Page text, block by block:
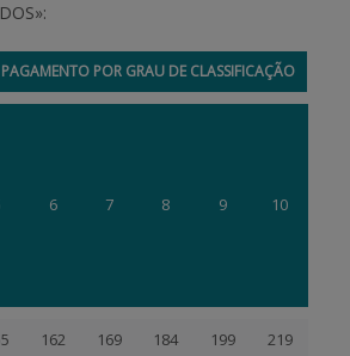
POR GRAU DE CLASSIFICAÇÃO
6 7 8 9 10
162 169 184 199 219